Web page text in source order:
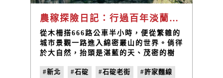
農稼探險日記：行過百年淡蘭的山城輕旅行
從木柵搭666路公車半小時，便從繁雜的
城市景觀一路進入綿密叢山的世界。倘徉
於大自然，抬頭是湛藍的天、茂密的樹
上的毛，群魚的鱗片在陽光下閃光。烏塗
#新北 #石碇 #石碇老街 #許家麵線